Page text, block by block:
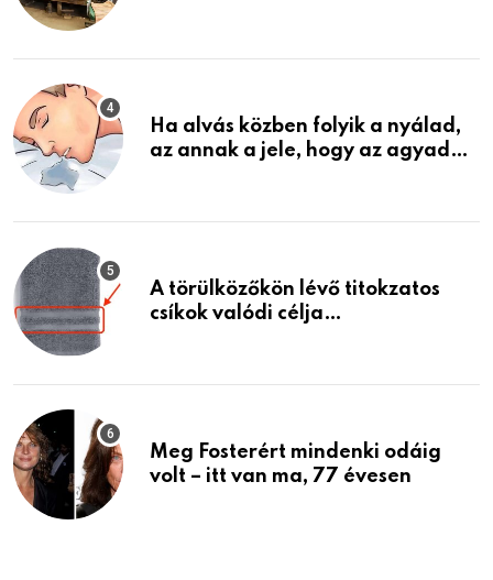
életemet
Ha alvás közben folyik a nyálad,
az annak a jele, hogy az agyad…
A törülközőkön lévő titokzatos
csíkok valódi célja…
Meg Fosterért mindenki odáig
volt – itt van ma, 77 évesen